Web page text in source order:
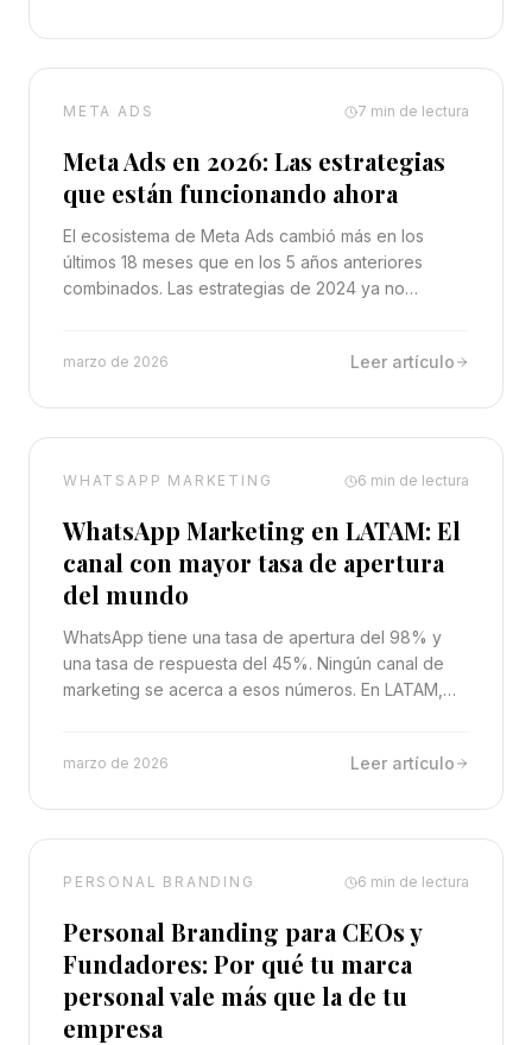
META ADS 7 min de lectura
Meta Ads en 2026: Las estrategias
que están funcionando ahora
El ecosistema de Meta Ads cambió más en los
últimos 18 meses que en los 5 años anteriores
combinados. Las estrategias de 2024 ya no
marzo de 2026 Leer artículo
WHATSAPP MARKETING 6 min de lectura
WhatsApp Marketing en LATAM: El
canal con mayor tasa de apertura
del mundo
WhatsApp tiene una tasa de apertura del 98% y
una tasa de respuesta del 45%. Ningún canal de
marketing se acerca a esos números. En LATAM,
marzo de 2026 Leer artículo
PERSONAL BRANDING 6 min de lectura
Personal Branding para CEOs y
Fundadores: Por qué tu marca
personal vale más que la de tu
empresa